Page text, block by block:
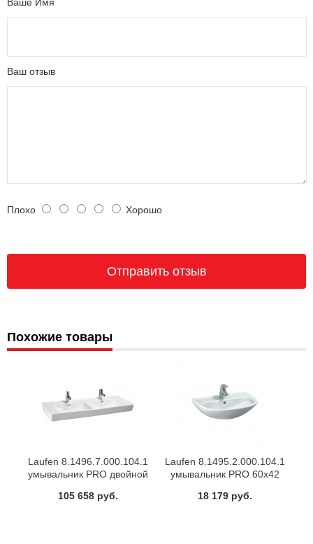
Ваш отзыв
Плохо Хорошо
Похожие товары
Laufen 8.1496.7.000.104.1
умывальник PRO двойной
105 658 руб.
Laufen 8.1495.2.000.104.1
умывальник PRO 60х42
18 179 руб.